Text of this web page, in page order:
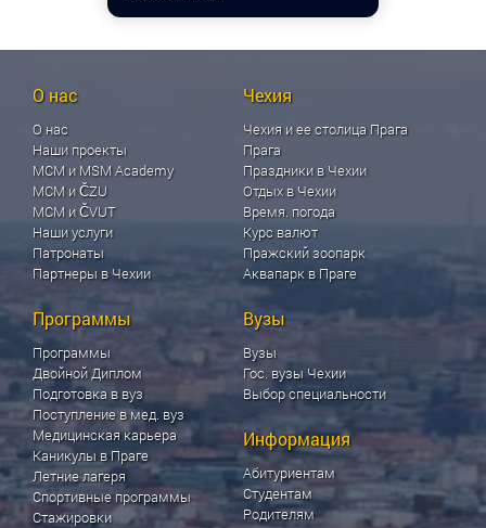
О нас
О нас
Наши проекты
МСМ и MSM Academy
МСМ и ČZU
МСМ и ČVUT
Наши услуги
Патронаты
Партнеры в Чехии
Чехия
Чехия и ее столица Прага
Прага
Праздники в Чехии
Отдых в Чехии
Время. погода
Курс валют
Пражский зоопарк
Аквапарк в Праге
Программы
Программы
Двойной Диплом
Подготовка в вуз
Поступление в мед. вуз
Медицинская карьера
Каникулы в Праге
Летние лагеря
Спортивные программы
Стажировки
Вузы
Вузы
Гос. вузы Чехии
Выбор специальности
Информация
Абитуриентам
Студентам
Родителям